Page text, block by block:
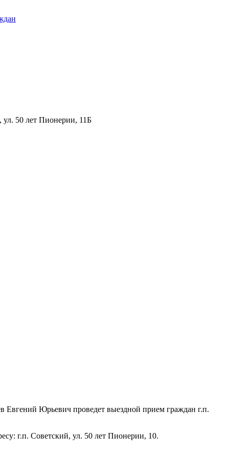
50 лет Пионерии, 11Б
Евгений Юрьевич проведет выездной прием граждан г.п.
г.п. Советский, ул. 50 лет Пионерии, 10.